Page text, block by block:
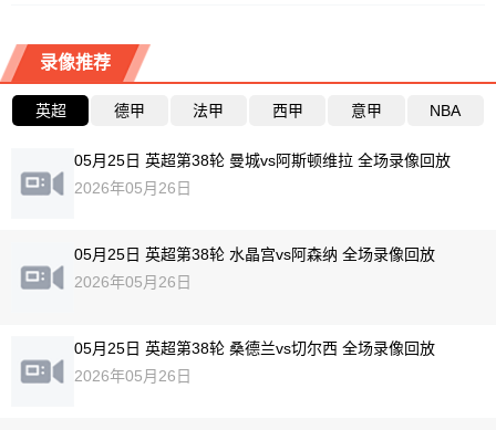
录像推荐
英超 德甲 法甲 西甲 意甲 NBA
05月25日 英超第38轮 曼城vs阿斯顿维拉 全场录像回放
2026年05月26日
05月25日 英超第38轮 水晶宫vs阿森纳 全场录像回放
2026年05月26日
05月25日 英超第38轮 桑德兰vs切尔西 全场录像回放
2026年05月26日